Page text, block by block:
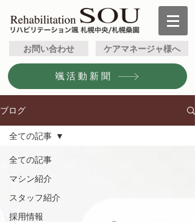
お問い合わせ ケアマネージャ様へ
颯活動新聞
ブログ
全ての記事
マシン紹介
スタッフ紹介
採用情報
全ての記事